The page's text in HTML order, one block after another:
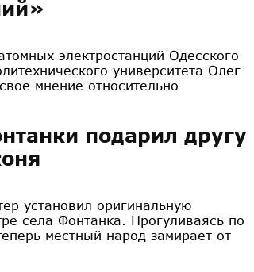
электростанций Одесского
университета Олег
мнение относительно
подарил другу
установил оригинальную
села Фонтанка. Прогуливаясь по
местный народ замирает от